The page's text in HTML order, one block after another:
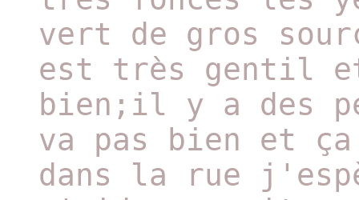
vert de gros
est très gentil
bien;il y a des
va pas bien et
dans la rue